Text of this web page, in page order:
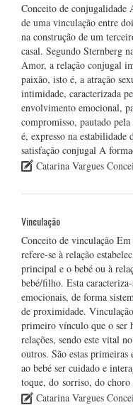
Conceito de conjugalidade
de uma vinculação entre
na construção de um
casal. Segundo Sternberg
Amor, a relação conjugal
paixão, isto é, a atração
intimidade, caracterizada
envolvimento emocional,
compromisso, pautado
é, expresso na estabilidade
satisfação conjugal A
Catarina Vargues
Vinculação
Conceito de vinculação
refere-se à relação
principal e o bebé ou à
bebé/filho. Esta
emocionais, de forma
de proximidade.
primeiro vínculo que o ser
relações, sendo este vital
outros. São estas
ao bebé ser cuidado e
toque, do sorriso, do
Catarina Vargues